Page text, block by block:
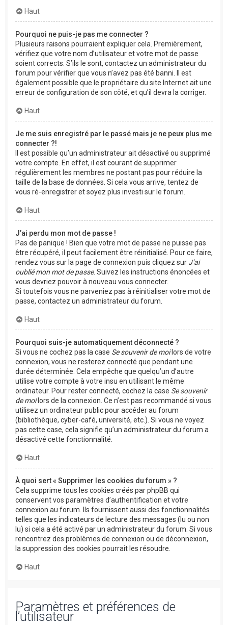
Haut
Pourquoi ne puis-je pas me connecter ?
Plusieurs raisons pourraient expliquer cela. Premièrement,
vérifiez que votre nom d’utilisateur et votre mot de passe
soient corrects. S’ils le sont, contactez un administrateur du
forum pour vérifier que vous n’avez pas été banni. Il est
également possible que le propriétaire du site Internet ait une
erreur de configuration de son côté, et qu’il devra la corriger.
Haut
Je me suis enregistré par le passé mais je ne peux plus me
connecter ?!
Il est possible qu’un administrateur ait désactivé ou supprimé
votre compte. En effet, il est courant de supprimer
régulièrement les membres ne postant pas pour réduire la
taille de la base de données. Si cela vous arrive, tentez de
vous ré-enregistrer et soyez plus investi sur le forum.
Haut
J’ai perdu mon mot de passe !
Pas de panique ! Bien que votre mot de passe ne puisse pas
être récupéré, il peut facilement être réinitialisé. Pour ce faire,
rendez vous sur la page de connexion puis cliquez sur J’ai
oublié mon mot de passe. Suivez les instructions énoncées et
vous devriez pouvoir à nouveau vous connecter.
Si toutefois vous ne parveniez pas à réinitialiser votre mot de
passe, contactez un administrateur du forum.
Haut
Pourquoi suis-je automatiquement déconnecté ?
Si vous ne cochez pas la case Se souvenir de moilors de votre
connexion, vous ne resterez connecté que pendant une
durée déterminée. Cela empêche que quelqu’un d’autre
utilise votre compte à votre insu en utilisant le même
ordinateur. Pour rester connecté, cochez la case Se souvenir
de moilors de la connexion. Ce n’est pas recommandé si vous
utilisez un ordinateur public pour accéder au forum
(bibliothèque, cyber-café, université, etc.). Si vous ne voyez
pas cette case, cela signifie qu’un administrateur du forum a
désactivé cette fonctionnalité.
Haut
À quoi sert « Supprimer les cookies du forum » ?
Cela supprime tous les cookies créés par phpBB qui
conservent vos paramètres d’authentification et votre
connexion au forum. Ils fournissent aussi des fonctionnalités
telles que les indicateurs de lecture des messages (lu ou non
lu) si cela a été activé par un administrateur du forum. Si vous
rencontrez des problèmes de connexion ou de déconnexion,
la suppression des cookies pourrait les résoudre.
Haut
Paramètres et préférences de
l’utilisateur